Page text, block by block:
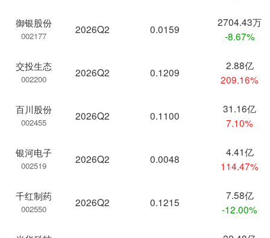
御银股份
002177
2026Q2
交投生态
002200
2026Q2
百川股份
002455
2026Q2
银河电子
002519
2026Q2
千红制药
002550
2026Q2
0.0159
2704.43万
-8.67%
0.1209
2.88亿
209.16%
0.1100
31.16亿
7.10%
0.0048
4.41亿
114.47%
0.1215
7.58亿
-12.00%